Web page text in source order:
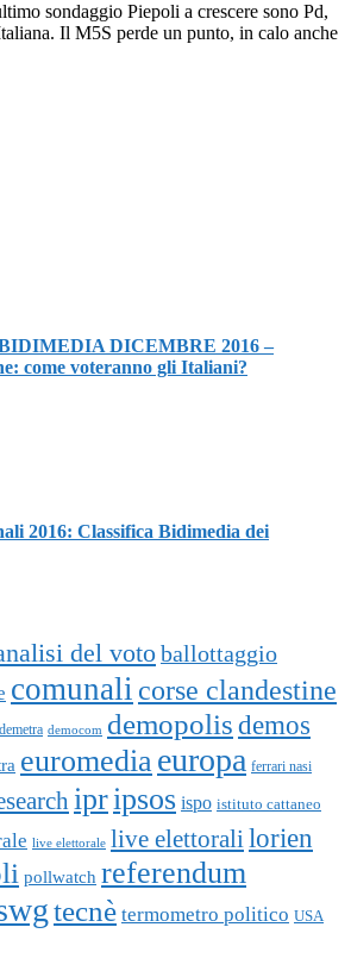
sondaggio Piepoli a crescere sono Pd,
Il M5S perde un punto, in calo anche
DICEMBRE 2016 –
come voteranno gli Italiani?
2016: Classifica Bidimedia dei
del votoballottaggio
comunali corse clandestine
demetra democom demopolisdemos
euromediaeuropa ferrari nasi
ipripsos ispo istituto cattaneo
live elettorale live elettorali lorien
pollwatch referendum
tecnè termometro politico USA